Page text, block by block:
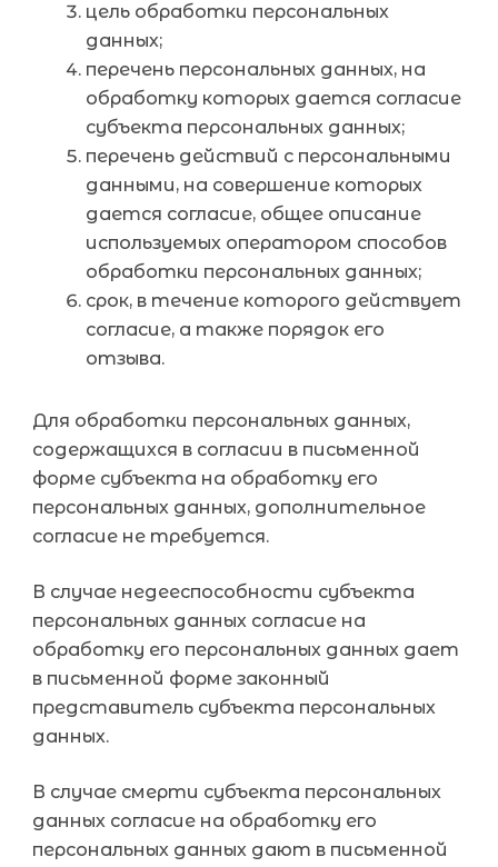
цель обработки персональных
данных;
перечень персональных данных, на
обработку которых дается согласие
субъекта персональных данных;
перечень действий с персональными
данными, на совершение которых
дается согласие, общее описание
используемых оператором способов
обработки персональных данных;
срок, в течение которого действует
согласие, а также порядок его
отзыва.
Для обработки персональных данных,
содержащихся в согласии в письменной
форме субъекта на обработку его
персональных данных, дополнительное
согласие не требуется.
В случае недееспособности субъекта
персональных данных согласие на
обработку его персональных данных дает
в письменной форме законный
представитель субъекта персональных
данных.
В случае смерти субъекта персональных
данных согласие на обработку его
персональных данных дают в письменной